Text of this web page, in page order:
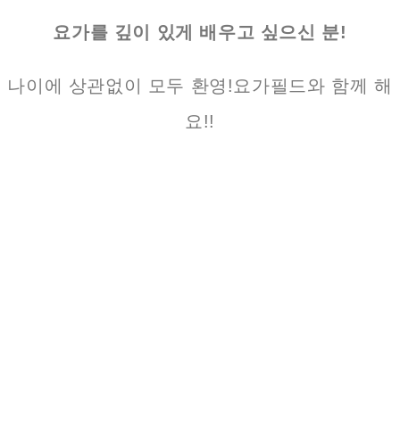
요가를 깊이 있게 배우고 싶으신 분!
나이에 상관없이 모두 환영!​ 요가필드와 함께 해
요!!